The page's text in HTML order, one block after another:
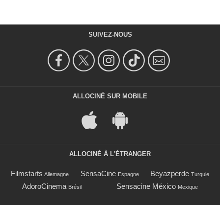
SUIVEZ-NOUS
ALLOCINÉ SUR MOBILE
ALLOCINÉ À L'ÉTRANGER
Filmstarts Allemagne SensaCine Espagne Beyazperde Turquie
AdoroCinema Brésil Sensacine México Mexique